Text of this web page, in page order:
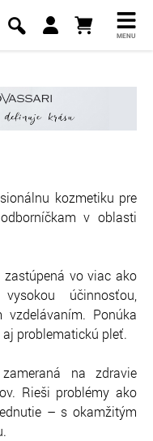
MENU
kozmetiku pre
v oblasti
vo viac ako
účinnosťou,
Ponúka
problematickú pleť.
na zdravie
Rieši problémy ako
– s okamžitým